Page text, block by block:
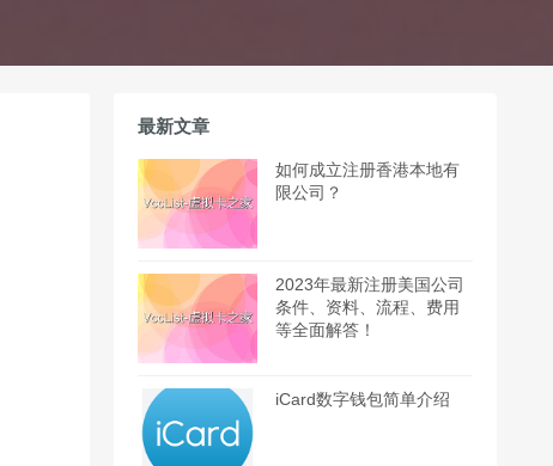
最新文章
如何成立注册香港本地有
限公司？
2023年最新注册美国公司
条件、资料、流程、费用
等全面解答！
iCard数字钱包简单介绍